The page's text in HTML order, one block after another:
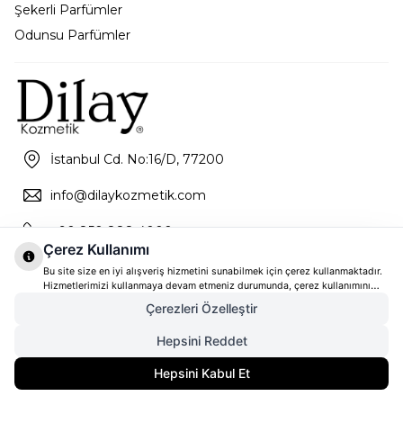
9.605,00TL
7.684,00
Şekerli Parfümler
Odunsu Parfümler
İstanbul Cd. No:16/D, 77200
info@dilaykozmetik.com
+90 850 888 4000
Çerez Kullanımı
Bu site size en iyi alışveriş hizmetini sunabilmek için çerez kullanmaktadır.
Hizmetlerimizi kullanmaya devam etmeniz durumunda, çerez kullanımını
kabul ettiğinizi varsayacağız. Çerezler hakkında daha fazla bilgi ve nasıl
reddedeceğinizi öğrenmek içintıklayınız
Çerezleri Özelleştir
Hepsini Reddet
Hepsini Kabul Et